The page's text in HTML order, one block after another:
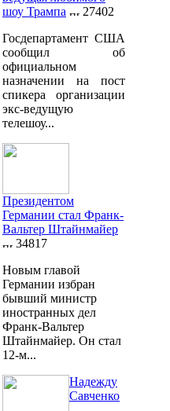
шоу Трампа
27402
Госдепартамент США
сообщил об
официальном
назначении на пост
спикера организации
экс-ведущую
телешоу...
Президентом
Германии стал Франк-
Вальтер Штайнмайер
34817
Новым главой
Германии избран
бывший министр
иностранных дел
Франк-Вальтер
Штайнмайер. Он стал
12-м...
Надежду
Савченко